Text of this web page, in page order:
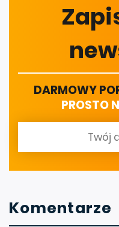
DARMOWY
PROSTO
Komentarze